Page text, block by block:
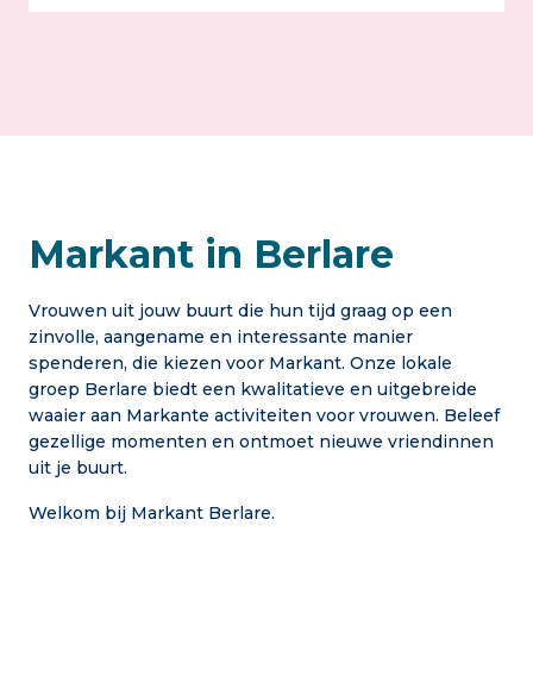
Markant in Berlare
Vrouwen uit jouw buurt die hun tijd graag op een
zinvolle, aangename en interessante manier
spenderen, die kiezen voor Markant. Onze lokale
groep Berlare biedt een kwalitatieve en uitgebreide
waaier aan Markante activiteiten voor vrouwen. Beleef
gezellige momenten en ontmoet nieuwe vriendinnen
uit je buurt.
Welkom bij Markant Berlare.